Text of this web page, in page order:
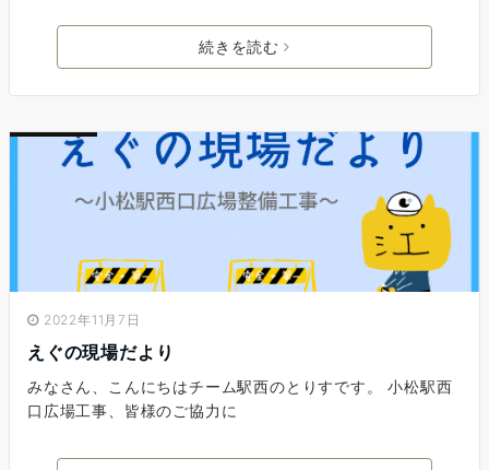
続きを読む
2022年11月7日
えぐの現場だより
みなさん、こんにちはチーム駅西のとりすです。 小松駅西
口広場工事、皆様のご協力に